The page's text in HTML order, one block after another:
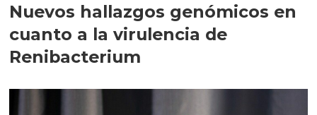
Nuevos hallazgos genómicos en
cuanto a la virulencia de
Renibacterium